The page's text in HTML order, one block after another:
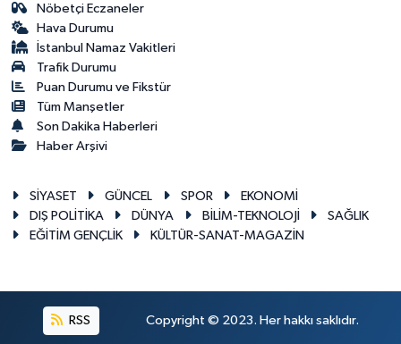
Nöbetçi Eczaneler
Hava Durumu
İstanbul Namaz Vakitleri
Trafik Durumu
Puan Durumu ve Fikstür
Tüm Manşetler
Son Dakika Haberleri
Haber Arşivi
SİYASET GÜNCEL SPOR
EKONOMİ
DIŞ POLİTİKA
DÜNYA BİLİM-TEKNOLOJİ
SAĞLIK
EĞİTİM GENÇLİK
KÜLTÜR-SANAT-MAGAZİN
RSS Copyright © 2023. Her hakkı saklıdır.